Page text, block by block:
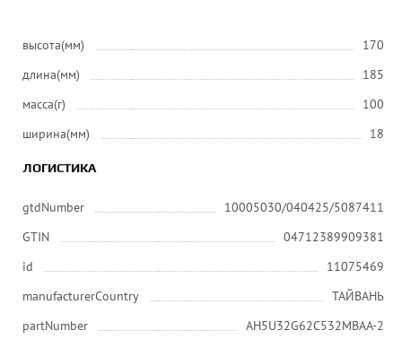
высота(мм)
170
длина(мм)
185
масса(г)
100
ширина(мм)
18
ЛОГИСТИКА
gtdNumber
10005030/040425/5087411
GTIN
04712389909381
id
11075469
manufacturerCountry
ТАЙВАНЬ
partNumber
AH5U32G62C532MBAA-2